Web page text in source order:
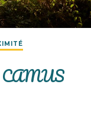
CAMUS